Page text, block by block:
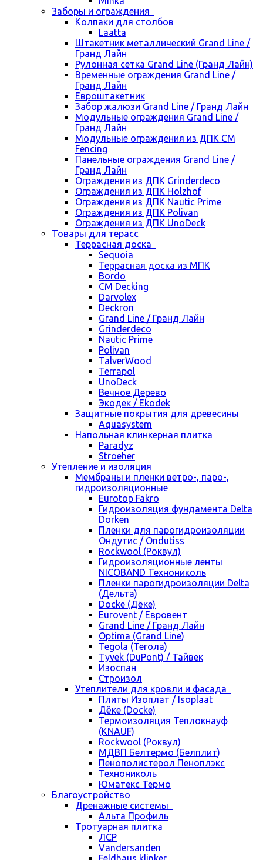
Заборы и ограждения
Колпаки для столбов
Laatta
Штакетник металлический Grand Line /
Гранд Лайн
Рулонная сетка Grand Line (Гранд Лайн)
Временные ограждения Grand Line /
Гранд Лайн
Евроштакетник
Забор жалюзи Grand Line / Гранд Лайн
Модульные ограждения Grand Line /
Гранд Лайн
Модульные ограждения из ДПК CM
Fencing
Панельные ограждения Grand Line /
Гранд Лайн
Ограждения из ДПК Grinderdeco
Ограждения из ДПК Holzhof
Ограждения из ДПК Nautic Prime
Ограждения из ДПК Polivan
Ограждения из ДПК UnoDeck
Товары для терасс
Террасная доска
Sequoia
Террасная доска из МПК
Bordo
CM Decking
Darvolex
Deckron
Grand Line / Гранд Лайн
Grinderdeco
Nautic Prime
Polivan
TalverWood
Terrapol
UnoDeck
Вечное Дерево
Экодек / Ekodek
Защитные покрытия для древесины
Aquasystem
Напольная клинкерная плитка
Paradyz
Stroeher
Утепление и изоляция
Мембраны и пленки ветро-, паро-,
гидроизоляционные
Eurotop Fakro
Гидроизоляция фундамента Delta
Dorken
Пленки для парогидроизоляции
Ондутис / Ondutiss
Rockwool (Роквул)
Гидроизоляционные ленты
NICOBAND Технониколь
Пленки парогидроизоляции Delta
(Дельта)
Docke (Дёке)
Eurovent / Евровент
Grand Line / Гранд Лайн
Optima (Grand Line)
Tegola (Тегола)
Tyvek (DuPont) / Тайвек
Изоспан
Строизол
Утеплители для кровли и фасада
Плиты Изоплат / Isoplaat
Дёке (Docke)
Термоизоляция Теплокнауф
(KNAUF)
Rockwool (Роквул)
МДВП Белтермо (Белплит)
Пенополистерол Пеноплэкс
Технониколь
Юматекс Термо
Благоустройство
Дренажные системы
Альта Профиль
Тротуарная плитка
ЛСР
Vandersanden